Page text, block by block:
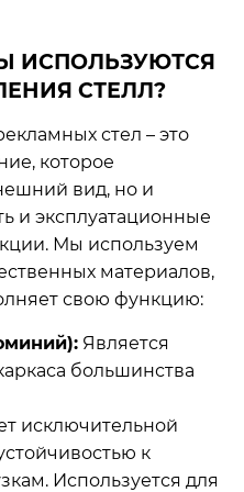
ИСПОЛЬЗУЮТСЯ
СТЕЛЛ?
стел – это
которое
вид, но и
и эксплуатационные
Мы используем
материалов,
свою функцию:
Является
большинства
исключительной
к
Используется для